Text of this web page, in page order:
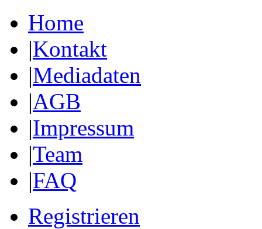
Home
|Kontakt
|Mediadaten
|AGB
|Impressum
|Team
|FAQ
Registrieren